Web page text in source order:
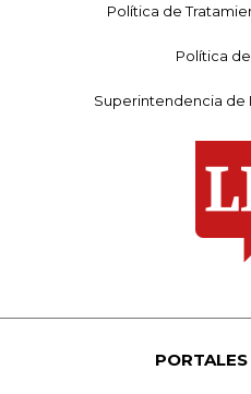
Política de
Política
Superintendencia de